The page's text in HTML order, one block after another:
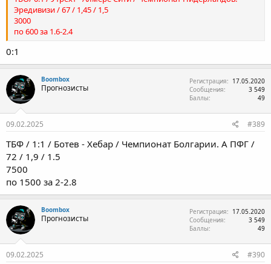
Эредивизи / 67 / 1,45 / 1,5
3000
по 600 за 1.6-2.4
0:1
Boombox
Прогнозисты
Регистрация
17.05.2020
Сообщения
3 549
Баллы
49
09.02.2025 #389
ТБФ / 1:1 / Ботев - Хебар / Чемпионат Болгарии. А ПФГ /
72 / 1,9 / 1.5
7500
по 1500 за 2-2.8
Boombox
Прогнозисты
Регистрация
17.05.2020
Сообщения
3 549
Баллы
49
09.02.2025 #390